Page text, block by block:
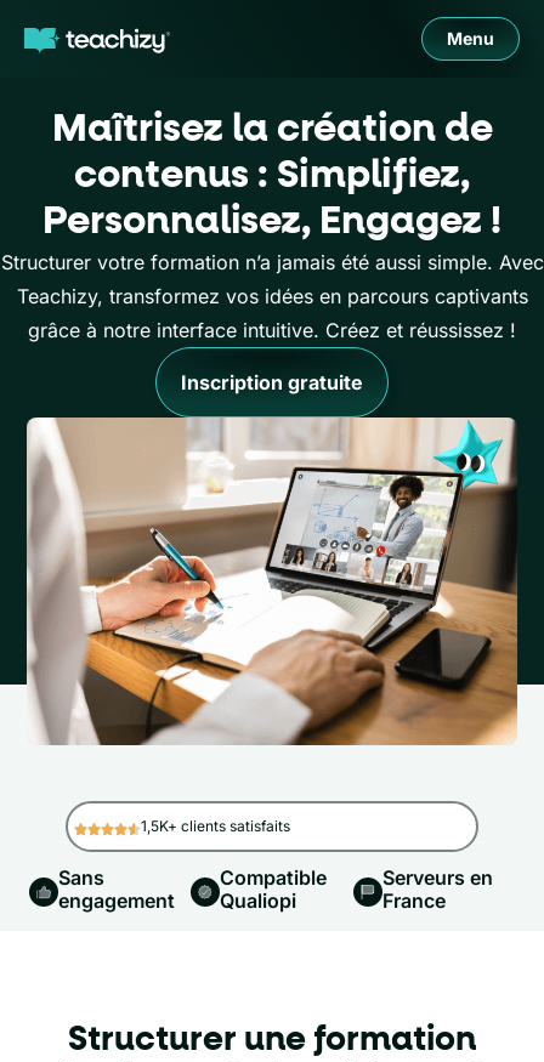
Menu
Maîtrisez la création de
contenus : Simplifiez,
Personnalisez, Engagez !
Structurer votre formation n’a jamais été aussi simple. Avec
Teachizy, transformez vos idées en parcours captivants
grâce à notre interface intuitive. Créez et réussissez !
Inscription gratuite
1,5K+ clients satisfaits
Sans
engagement
Compatible
Qualiopi
Serveurs en
France
Structurer une formation